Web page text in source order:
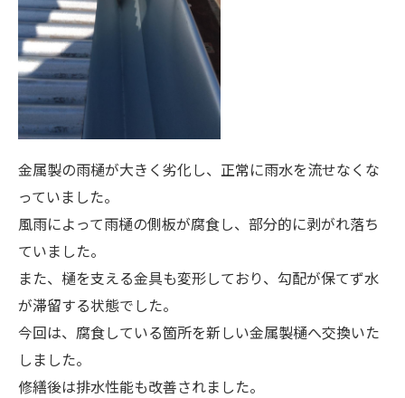
金属製の雨樋が大きく劣化し、正常に雨水を流せなくな
っていました。
風雨によって雨樋の側板が腐食し、部分的に剥がれ落ち
ていました。
また、樋を支える金具も変形しており、勾配が保てず水
が滞留する状態でした。
今回は、腐食している箇所を新しい金属製樋へ交換いた
しました。
修繕後は排水性能も改善されました。